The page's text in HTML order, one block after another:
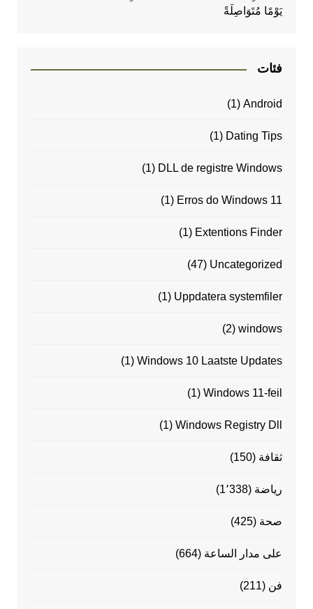
يَوْمًا مُتَوَاصِلَةً
فئات
Android
(1)
Dating Tips
(1)
DLL de registre Windows
(1)
Erros do Windows 11
(1)
Extentions Finder
(1)
Uncategorized
(47)
Uppdatera systemfiler
(1)
windows
(2)
Windows 10 Laatste Updates
(1)
Windows 11-feil
(1)
Windows Registry Dll
(1)
ثقافة (150)
رياضة (1٬338)
صحة (425)
على مدار الساعة (664)
فن (211)